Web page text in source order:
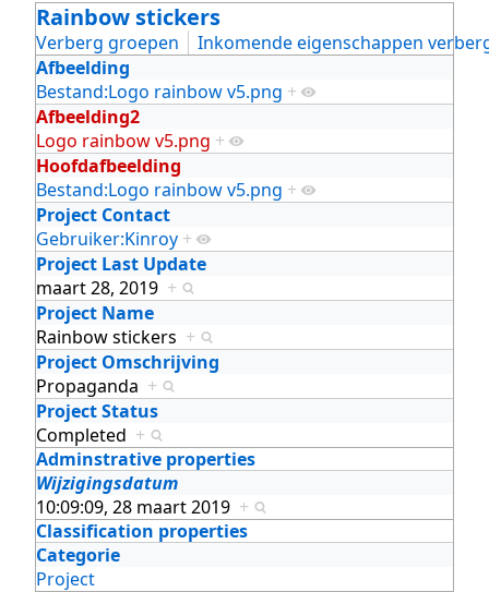
Rainbow stickers
Verberg groepen
Inkomende eigenschappen
Afbeelding
Bestand:Logo rainbow v5.png +
Afbeelding2
Logo rainbow v5.png +
Hoofdafbeelding
Bestand:Logo rainbow v5.png +
Project Contact
Gebruiker:Kinroy +
Project Last Update
maart 28, 2019 +
Project Name
Rainbow stickers +
Project Omschrijving
Propaganda +
Project Status
Completed +
Adminstrative properties
Wijzigingsdatum
10:09:09, 28 maart 2019 +
Classification properties
Categorie
Project